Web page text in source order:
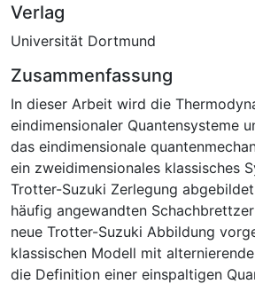
Verlag
Universität Dortmund
Zusammenfassung
In dieser Arbeit wird die
eindimensionaler Quantensysteme
das eindimensionale
ein zweidimensionales klassisches
Trotter-Suzuki Zerlegung
häufig angewandten
neue Trotter-Suzuki Abbildung
klassischen Modell mit
die Definition einer einspaltigen